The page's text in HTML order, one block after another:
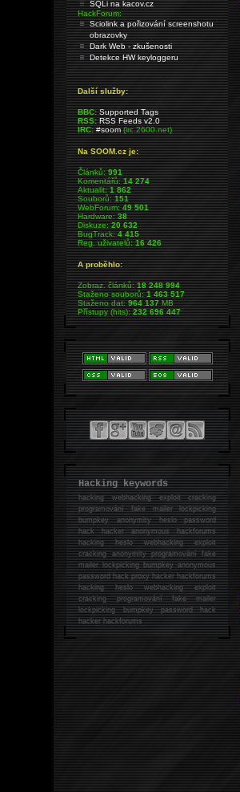
SQLi na kacov.cz
HackForum:
Sciolink a pořizování screenshotu
obrazovky
Dark Web - zkušenosti
Detekce HW keyloggeru
Další služby:
BBC: Supported Tags
RSS: RSS Feeds v2.0
IRC: #soom(irc.2600.net)
Na SOOM.cz je:
Článků:991
Komentářů:14 274
Aktualit:1 862
Souborů:151
WebForum:49 501
Hardware:38
Diskuze:20 632
BugTrack:4 415
Reg. uživatelů:16 426
A proběhlo:
Zobraz. článků:18 248 994
Staženo souborů:1 463 517
Staženo dat:964 137MB
Přístupy (hits):232 696 447
Hacking keywords
hackingwebhacking exploit cracking
programování fake mailer lockpicking
bumpkey anonymity heslo password
hackhacker anonymous hackforums
hackingheslo webhacking exploit
cracking anonymity programování fake
mailer lockpicking bumpkey anonymous
password hack proxy hacker hackforums
hacking heslo webhacking exploit
cracking programování fake mailer
lockpicking bumpkey password hack
hackerhackforums